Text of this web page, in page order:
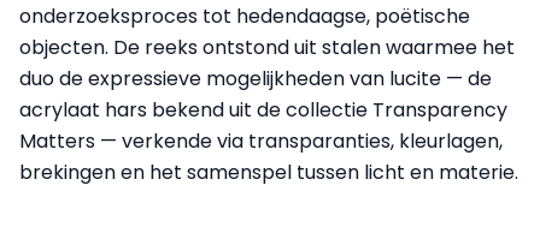
onderzoeksproces tot hedendaagse, poëtische
objecten. De reeks ontstond uit stalen waarmee het
duo de expressieve mogelijkheden van lucite — de
acrylaat hars bekend uit de collectie Transparency
Matters — verkende via transparanties, kleur­lagen,
brekingen en het samenspel tussen licht en materie.